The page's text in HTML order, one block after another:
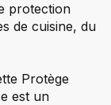
protection
de cuisine, du
Protège
est un